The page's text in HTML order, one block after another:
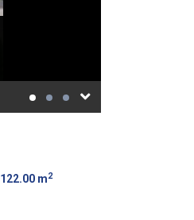
122.00 m2